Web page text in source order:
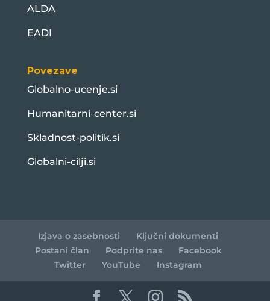
ALDA
EADI
Povezave
Globalno-ucenje.si
Humanitarni-center.si
Skladnost-politik.si
Globalni-cilji.si
Izjava o zasebnosti
Ključni dokumenti
Postani član
Podprite nas
Facebook
Twitter
YouTube Instagram